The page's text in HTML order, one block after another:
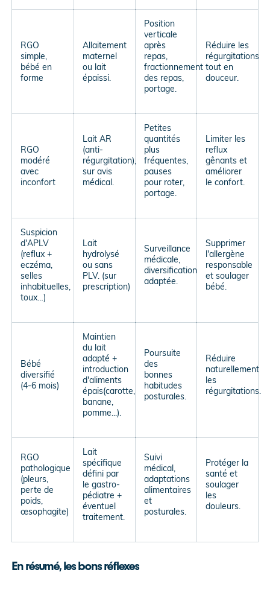
RGO
simple,
bébé en
forme
Allaitement
maternel
ou lait
épaissi.
Position
verticale
après
repas,
fractionnement
des repas,
portage.
Réduire les
régurgitations
tout en
douceur.
RGO
modéré
avec
inconfort
Lait AR
(anti-
régurgitation),
sur avis
médical.
Petites
quantités
plus
fréquentes,
pauses
pour roter,
portage.
Limiter les
reflux
gênants et
améliorer
le confort.
Suspicion
d'APLV
(reflux +
eczéma,
selles
inhabituelles,
toux…)
Lait
hydrolysé
ou sans
PLV. (sur
prescription)
Surveillance
médicale,
diversification
adaptée.
Supprimer
l'allergène
responsable
et soulager
bébé.
Bébé
diversifié
(4-6 mois)
Maintien
du lait
adapté +
introduction
d'aliments
épais(carotte,
banane,
pomme...).
Poursuite
des
bonnes
habitudes
posturales.
Réduire
naturellement
les
régurgitations.
RGO
pathologique
(pleurs,
perte de
poids,
œsophagite)
Lait
spécifique
défini par
le gastro-
pédiatre +
éventuel
traitement.
Suivi
médical,
adaptations
alimentaires
et
posturales.
Protéger la
santé et
soulager
les
douleurs.
En résumé, les bons réflexes